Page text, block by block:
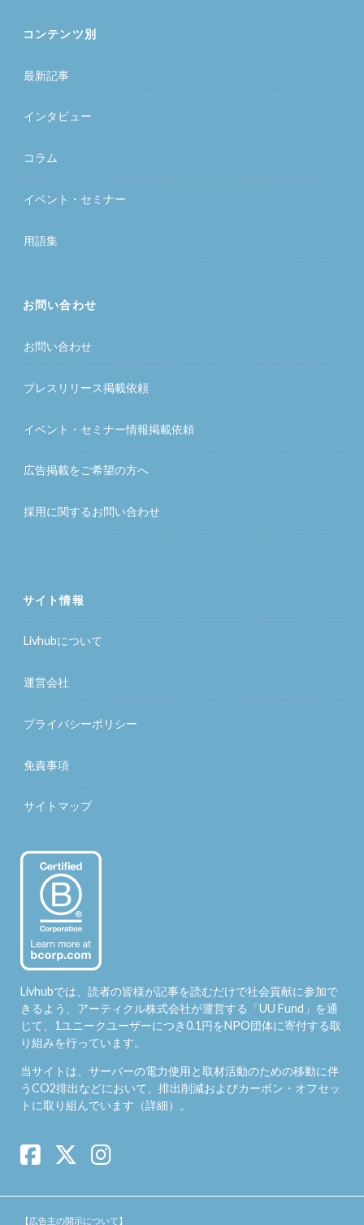
コンテンツ別
最新記事
インタビュー
コラム
イベント・セミナー
用語集
お問い合わせ
お問い合わせ
プレスリリース掲載依頼
イベント・セミナー情報掲載依頼
広告掲載をご希望の方へ
採用に関するお問い合わせ
サイト情報
Livhubについて
運営会社
プライバシーポリシー
免責事項
サイトマップ
Livhubでは、読者の皆様が記事を読むだけで社会貢献に参加で
きるよう、アーティクル株式会社が運営する「UU Fund 」を通
じて、1ユニークユーザーにつき0.1円をNPO団体に寄付する取
り組みを行っています。
当サイトは、サーバーの電力使用と取材活動のための移動に伴
うCO2排出などにおいて、排出削減およびカーボン・オフセッ
トに取り組んでいます（詳細）。
【広告主の開示について】